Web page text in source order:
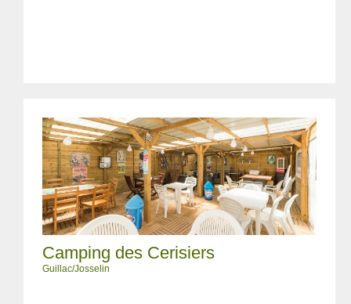
Camping des Cerisiers
Guillac/Josselin